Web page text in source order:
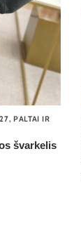
, PALTAI IR
švarkelis